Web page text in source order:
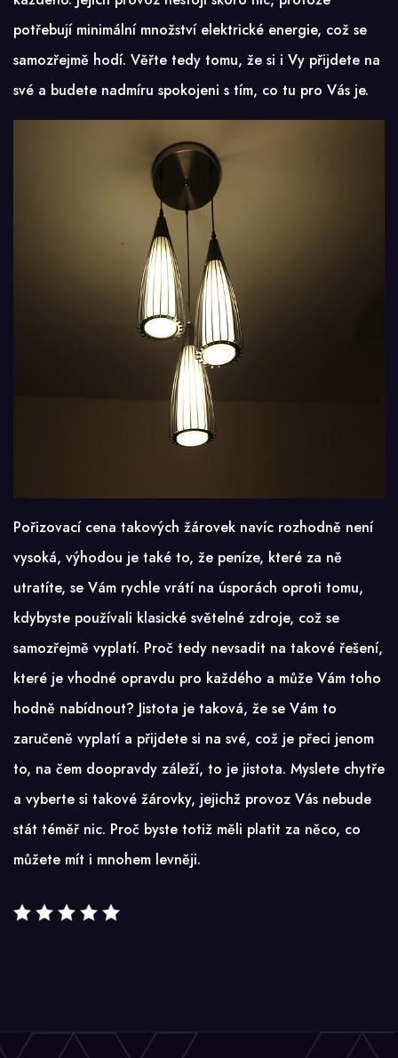
potřebují minimální množství elektrické energie, což se
samozřejmě hodí. Věřte tedy tomu, že si i Vy přijdete na
své a budete nadmíru spokojeni s tím, co tu pro Vás je.
Pořizovací cena takových žárovek navíc rozhodně není
vysoká, výhodou je také to, že peníze, které za ně
utratíte, se Vám rychle vrátí na úsporách oproti tomu,
kdybyste používali klasické světelné zdroje, což se
samozřejmě vyplatí. Proč tedy nevsadit na takové řešení,
které je vhodné opravdu pro každého a může Vám toho
hodně nabídnout? Jistota je taková, že se Vám to
zaručeně vyplatí a přijdete si na své, což je přeci jenom
to, na čem doopravdy záleží, to je jistota. Myslete chytře
a vyberte si takové žárovky, jejichž provoz Vás nebude
stát téměř nic. Proč byste totiž měli platit za něco, co
můžete mít i mnohem levněji.